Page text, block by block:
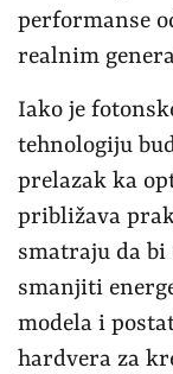
performanse
realnim
Iako je
tehnologiju
prelazak ka
približava
smatraju da bi
smanjiti
modela i
hardvera za